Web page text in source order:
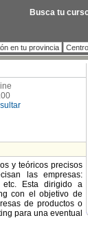
en tu provincia
y teóricos precisos
las empresas:
etc. Esta dirigido a
con el objetivo de
de productos o
para una eventual
Busca tu